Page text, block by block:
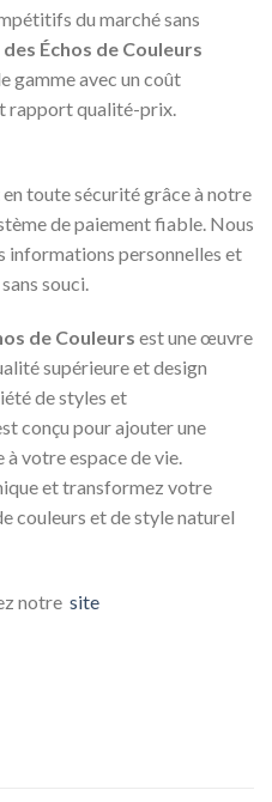
du marché sans
Échos de Couleurs
gamme avec un coût
rapport qualité-prix.
toute sécurité grâce à notre
de paiement fiable. Nous
informations personnelles et
souci.
de Couleurs est une œuvre
supérieure et design
de styles et
conçu pour ajouter une
à votre espace de vie.
et transformez votre
couleurs et de style naturel
notre site